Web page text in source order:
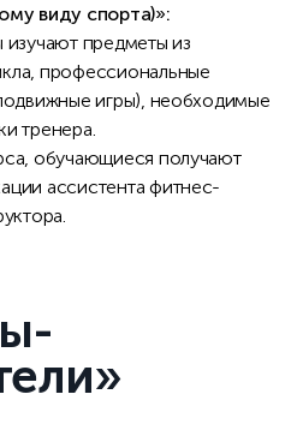
виду спорта)»:
предметы из
профессиональные
игры), необходимые
тренера.
обучающиеся получают
ассистента фитнес-